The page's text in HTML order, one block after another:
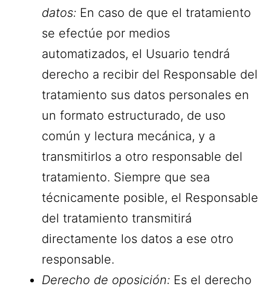
datos: En caso de que el tratamiento
se efectúe por medios
automatizados, el Usuario tendrá
derecho a recibir del Responsable del
tratamiento sus datos personales en
un formato estructurado, de uso
común y lectura mecánica, y a
transmitirlos a otro responsable del
tratamiento. Siempre que sea
técnicamente posible, el Responsable
del tratamiento transmitirá
directamente los datos a ese otro
responsable.
Derecho de oposición: Es el derecho